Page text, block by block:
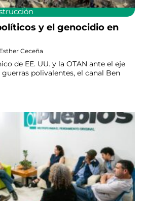
y el genocidio en
Ceceña
de EE. UU. y la OTAN ante el eje
guerras polivalentes, el canal Ben